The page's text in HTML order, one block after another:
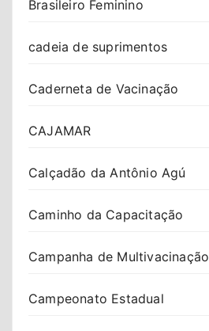
Brasileiro Feminino
cadeia de suprimentos
Caderneta de Vacinação
CAJAMAR
Calçadão da Antônio Agú
Caminho da Capacitação
Campanha de Multivacinação
Campeonato Estadual